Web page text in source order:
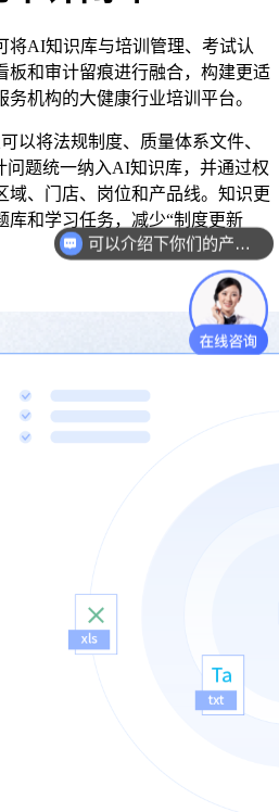
将AI知识库与培训管理、考试认
板和审计留痕进行融合，构建更适
机构的大健康行业培训平台。
以将法规制度、质量体系文件、
问题统一纳入AI知识库，并通过权
域、门店、岗位和产品线。知识更
库和学习任务，减少“制度更新
可以介绍下你们的产品么？